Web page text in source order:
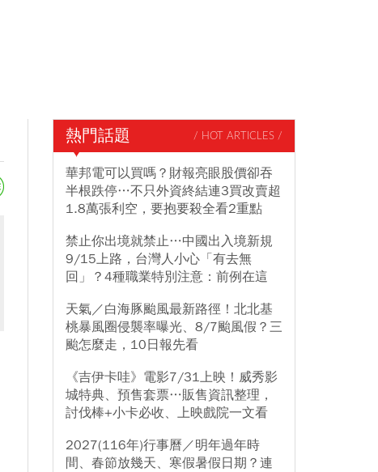
熱門話題 / HOT ARTICLES /
華邦電可以買嗎？財報亮眼股價卻吞
半根跌停…不只外資終結連3買改賣超
1.8萬張利空，要抱要殺全看2重點
禁止你出境就禁止…中國出入境新規
9/15上路，台灣人小心「有去無
回」？4種職業特別注意：前例在這
天氣／白海豚颱風最新路徑！北北基
桃暴風圈侵襲率曝光、8/7颱風假？三
颱怎麼走，10日報先看
《吉伊卡哇》電影7/31上映！威秀影
城特典、預售套票…販售資訊整理，
討伐棒+小卡必收、上映戲院一文看
2027(116年)行事曆／明年過年時
間、春節放幾天、寒假暑假日期？連